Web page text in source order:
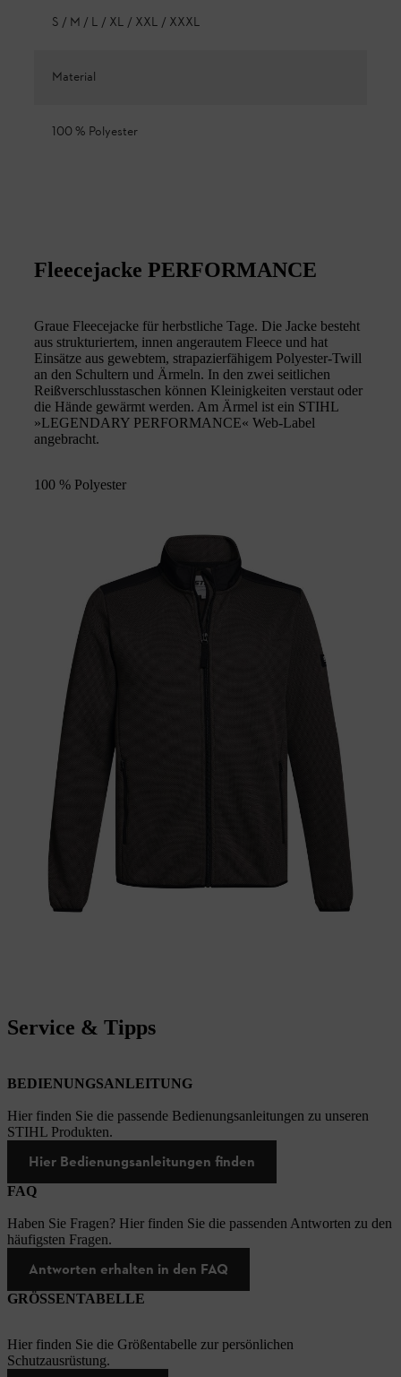
S / M / L / XL / XXL / XXXL
Material
100 % Polyester
Fleecejacke PERFORMANCE
Graue Fleecejacke für herbstliche Tage. Die Jacke besteht
aus strukturiertem, innen angerautem Fleece und hat
Einsätze aus gewebtem, strapazierfähigem Polyester-Twill
an den Schultern und Ärmeln. In den zwei seitlichen
Reißverschlusstaschen können Kleinigkeiten verstaut oder
die Hände gewärmt werden. Am Ärmel ist ein STIHL
»LEGENDARY PERFORMANCE« Web-Label
angebracht.
100 % Polyester
Service & Tipps
BEDIENUNGSANLEITUNG
Hier finden Sie die passende Bedienungsanleitungen zu unseren
STIHL Produkten.
Hier Bedienungsanleitungen finden
FAQ
Haben Sie Fragen? Hier finden Sie die passenden Antworten zu den
häufigsten Fragen.
Antworten erhalten in den FAQ
GRÖSSENTABELLE
Hier finden Sie die Größentabelle zur persönlichen
Schutzausrüstung.